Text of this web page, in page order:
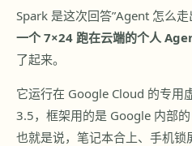
Spark 是这次回答”Agent 怎么走
一个 7×24 跑在云端的个人
了起来。
它运行在 Google Cloud 的专用
3.5，框架用的是 Google 内部
也就是说，笔记本合上、手机锁